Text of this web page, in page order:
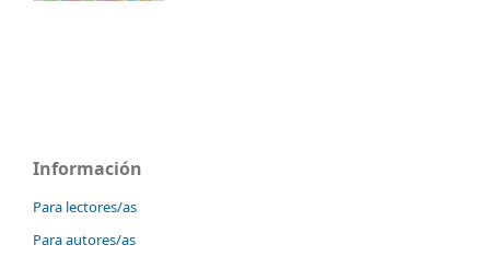
Información
Para lectores/as
Para autores/as